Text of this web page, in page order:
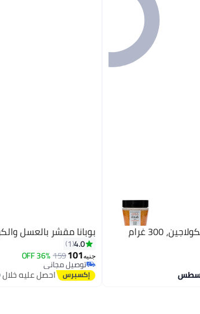
300 غرام بوبانا مقشر بالعسل
4.0
1
جنيه101
159
36% OFF
توصيل مجاني
توصيل مجانياحصل عليه خلال